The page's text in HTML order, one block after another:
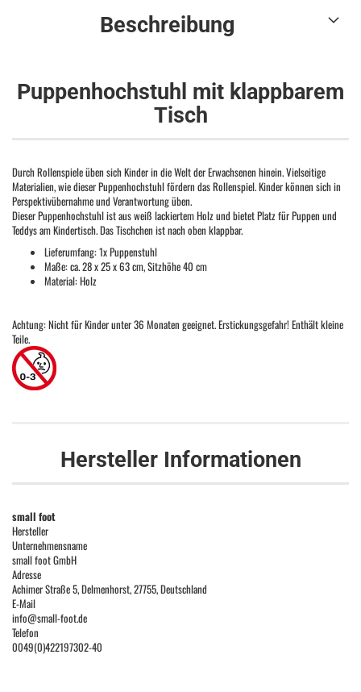
Beschreibung
Puppenhochstuhl mit klappbarem
Tisch
Durch Rollenspiele üben sich Kinder in die Welt der Erwachsenen hinein. Vielseitige
Materialien, wie dieser Puppenhochstuhl fördern das Rollenspiel. Kinder können sich in
Perspektivübernahme und Verantwortung üben.
Dieser Puppenhochstuhl ist aus weiß lackiertem Holz und bietet Platz für Puppen und
Teddys am Kindertisch. Das Tischchen ist nach oben klappbar.
Lieferumfang: 1x Puppenstuhl
Maße: ca. 28 x 25 x 63 cm, Sitzhöhe 40 cm
Material: Holz
Achtung: Nicht für Kinder unter 36 Monaten geeignet. Erstickungsgefahr! Enthält kleine
Teile.
Hersteller Informationen
small foot
Hersteller
Unternehmensname
small foot GmbH
Adresse
Achimer Straße 5, Delmenhorst, 27755, Deutschland
E-Mail
info@small-foot.de
Telefon
0049(0)422197302-40